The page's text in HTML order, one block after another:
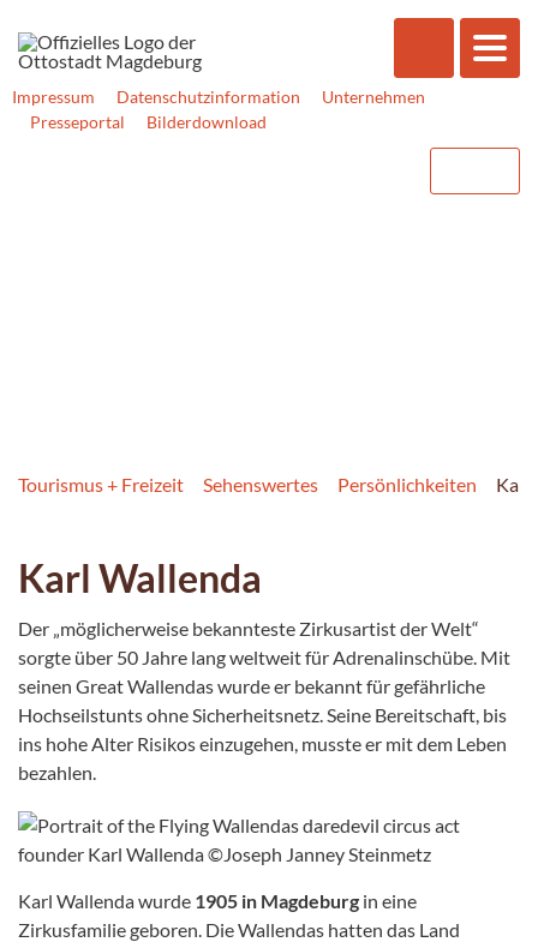
Impressum Datenschutzinformation
Unternehmen
Presseportal
Bilderdownload
Tourismus + Freizeit Sehenswertes Persönlichkeiten Karl
Karl Wallenda
Der „möglicherweise bekannteste Zirkusartist der Welt“
sorgte über 50 Jahre lang weltweit für Adrenalinschübe. Mit
seinen Great Wallendas wurde er bekannt für gefährliche
Hochseilstunts ohne Sicherheitsnetz. Seine Bereitschaft, bis
ins hohe Alter Risikos einzugehen, musste er mit dem Leben
bezahlen.
Karl Wallenda wurde 1905 in Magdeburg in eine
Zirkusfamilie geboren. Die Wallendas hatten das Land